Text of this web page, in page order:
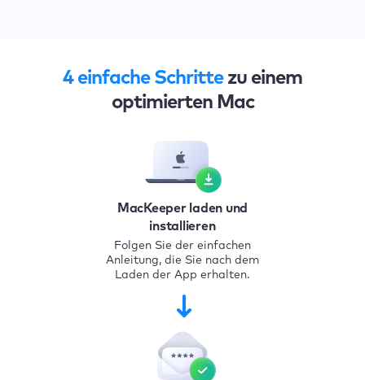
4 einfache Schrittezu einem
optimierten Mac
MacKeeper laden und
installieren
Folgen Sie der einfachen
Anleitung, die Sie nach dem
Laden der App erhalten.